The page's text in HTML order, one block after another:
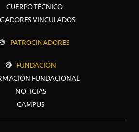
CUERPO TÉCNICO
VINCULADOS
PATROCINADORES
FUNDACIÓN
FUNDACIONAL
NOTICIAS
CAMPUS